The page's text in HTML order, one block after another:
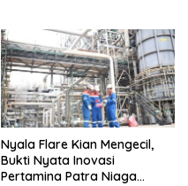
Nyala Flare Kian Mengecil,
Bukti Nyata Inovasi
Pertamina Patra Niaga